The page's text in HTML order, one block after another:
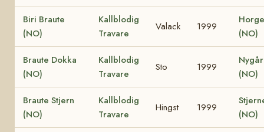
Biri Braute
(NO)
Kallblodig
Travare
Valack 1999
(NO)
Braute Dokka
(NO)
Kallblodig
Travare
Sto 1999
(NO)
Braute Stjern
(NO)
Kallblodig
Travare
Hingst 1999
(NO)